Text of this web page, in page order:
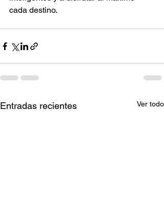
cada destino.
Entradas recientes Ver todo